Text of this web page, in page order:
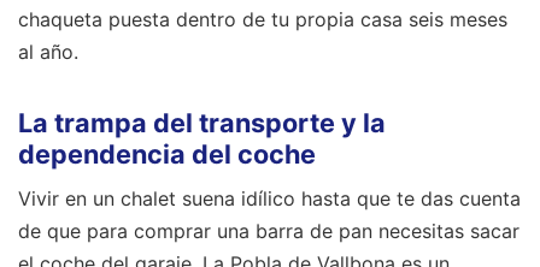
chaqueta puesta dentro de tu propia casa seis meses
al año.
La trampa del transporte y la
dependencia del coche
Vivir en un chalet suena idílico hasta que te das cuenta
de que para comprar una barra de pan necesitas sacar